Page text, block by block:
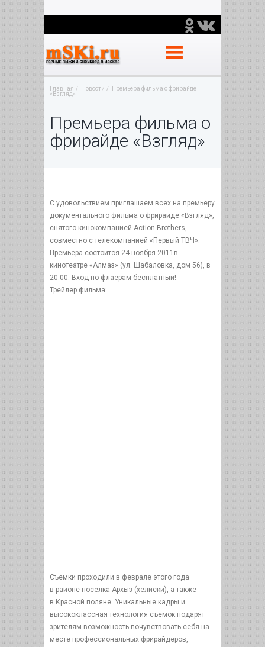
Главная Новости
Премьера фильма о фрирайде
«Взгляд»
Премьера фильма о
фрирайде «Взгляд»
С удовольствием приглашаем всех на премьеру
документального фильма о фрирайде «Взгляд»,
снятого кинокомпанией Action Brothers,
совместно с телекомпанией «Первый ТВЧ».
Премьера состоится 24 ноября 2011в
кинотеатре «Алмаз» (ул. Шабаловка, дом 56), в
20:00. Вход по флаерам бесплатный!
Трейлер фильма:
Съемки проходили в феврале этого года
в районе поселка Архыз (хелиски), а также
в Красной поляне. Уникальные кадры и
высококлассная технология съемок подарят
зрителям возможность почувствовать себя на
месте профессиональных фрирайдеров,